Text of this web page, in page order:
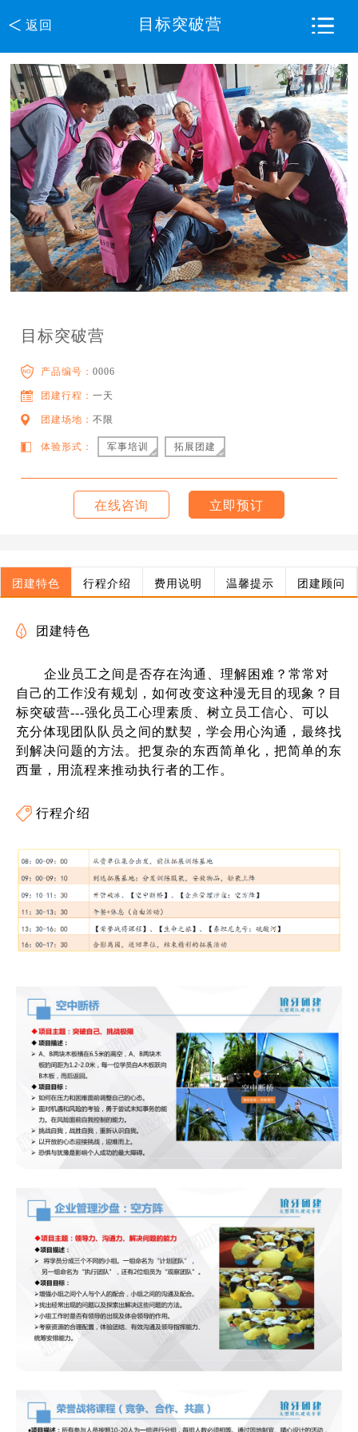
< 返回 目标突破营
目标突破营
产品编号：0006
团建行程：一天
团建场地：不限
体验形式： 军事培训 拓展团建
在线咨询 立即预订
团建特色 行程介绍 费用说明 温馨提示 团建顾问
团建特色
企业员工之间是否存在沟通、理解困难？常常对
自己的工作没有规划，如何改变这种漫无目的现象？目
标突破营---强化员工心理素质、树立员工信心、可以
充分体现团队队员之间的默契，学会用心沟通，最终找
到解决问题的方法。把复杂的东西简单化，把简单的东
西量，用流程来推动执行者的工作。
行程介绍